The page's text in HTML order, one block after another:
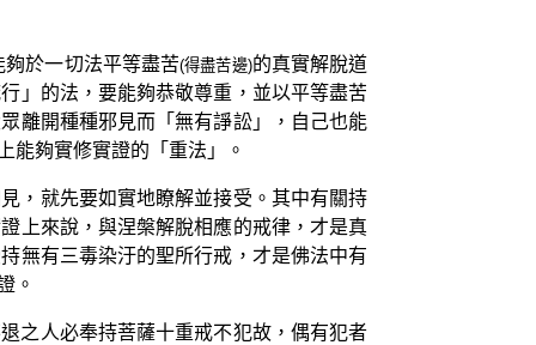
夠於一切法平等盡苦(得盡苦邊)的真實解脫道
」的法，要能夠恭敬尊重，並以平等盡苦
離開種種邪見而「無有諍訟」，自己也能
能夠實修實證的「重法」。
，就先要如實地瞭解並接受。其中有關持
上來說，與涅槃解脫相應的戒律，才是真
無有三毒染汙的聖所行戒，才是佛法中有
。
之人必奉持菩薩十重戒不犯故，偶有犯者